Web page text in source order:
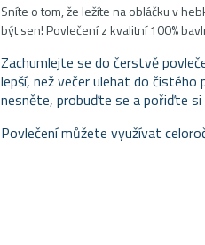
Sníte o tom, že ležíte na obláčku v
být sen! Povlečení z kvalitní 100%
Zachumlejte se do čerstvě
lepší, než večer ulehat do
nesněte, probuďte se a pořiďte si
Povlečení můžete využívat